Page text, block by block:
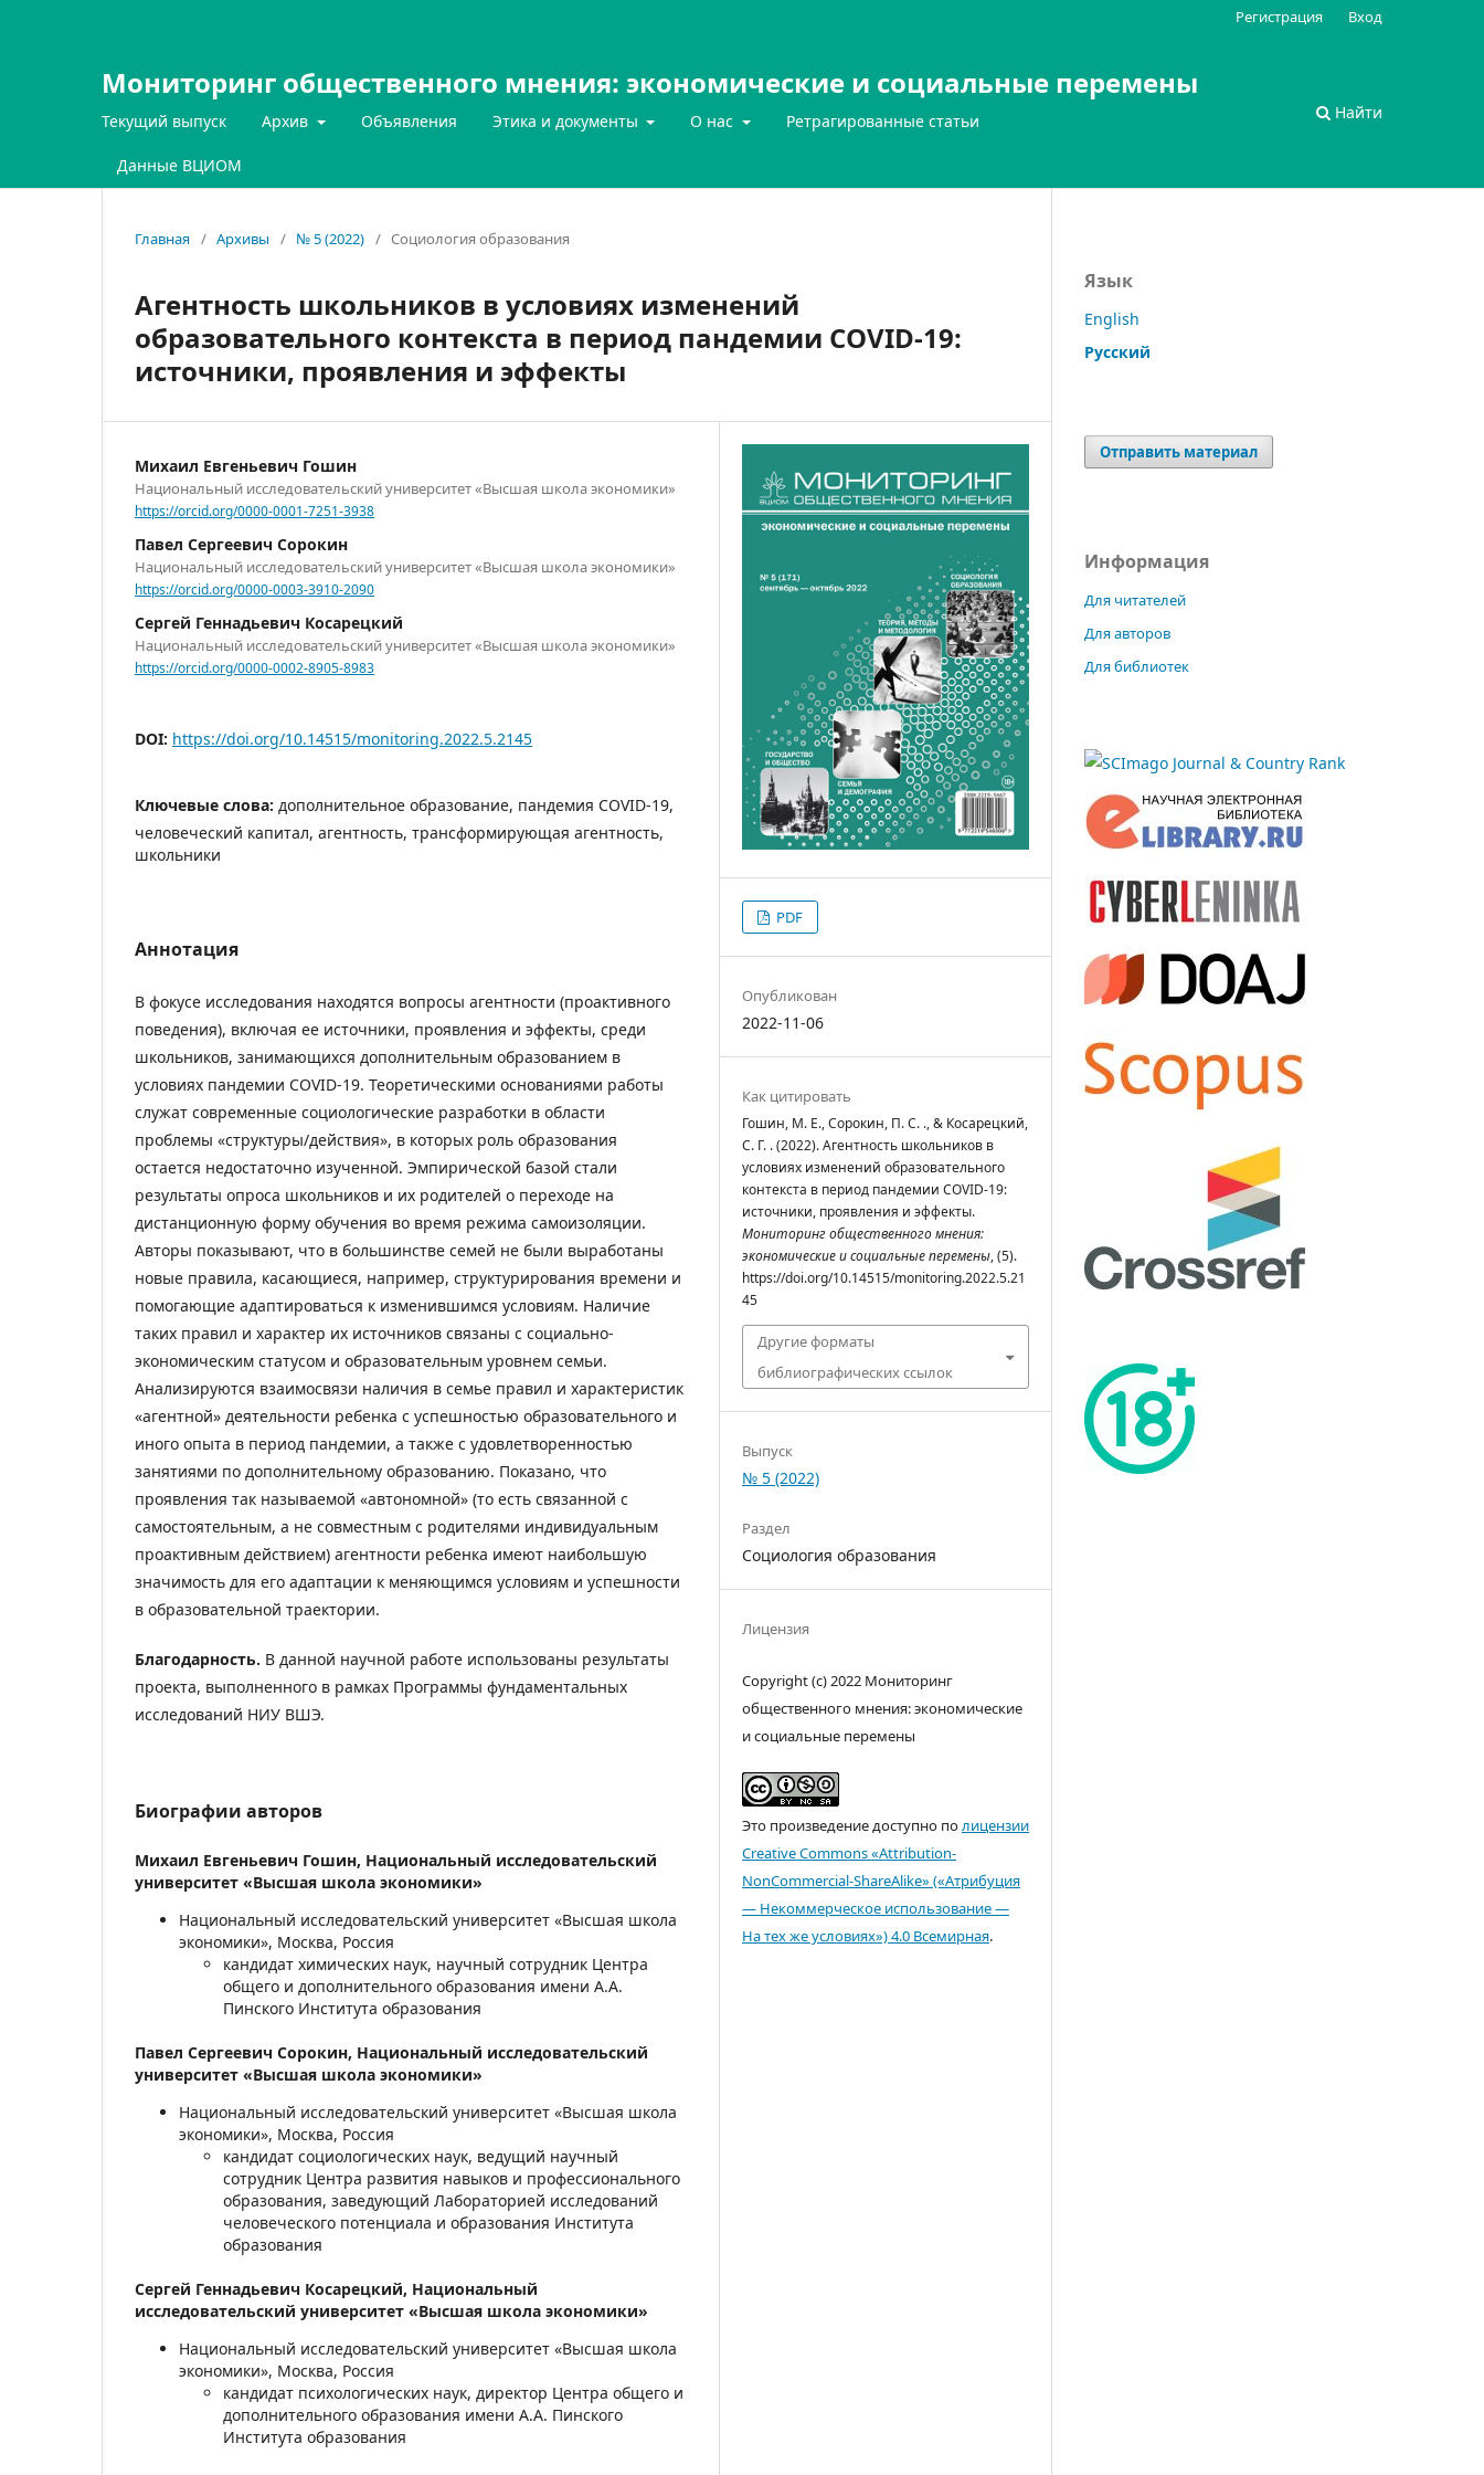
Мониторинг общественного мнения: экономические и социальные перемены
Текущий выпуск Архив Объявления Этика и документы О нас Ретрагированные статьи
Данные ВЦИОМ
Найти
Регистрация Вход
Главная / Архивы / № 5 (2022) / Социология образования
Агентность школьников в условиях изменений
образовательного контекста в период пандемии COVID-19:
источники, проявления и эффекты
Михаил Евгеньевич Гошин
Национальный исследовательский университет «Высшая школа экономики»
https://orcid.org/0000-0001-7251-3938
Павел Сергеевич Сорокин
Национальный исследовательский университет «Высшая школа экономики»
https://orcid.org/0000-0003-3910-2090
Сергей Геннадьевич Косарецкий
Национальный исследовательский университет «Высшая школа экономики»
https://orcid.org/0000-0002-8905-8983
DOI: https://doi.org/10.14515/monitoring.2022.5.2145
Ключевые слова: дополнительное образование, пандемия COVID-19,
человеческий капитал, агентность, трансформирующая агентность,
школьники
Аннотация
В фокусе исследования находятся вопросы агентности (проактивного
поведения), включая ее источники, проявления и эффекты, среди
школьников, занимающихся дополнительным образованием в
условиях пандемии COVID-19. Теоретическими основаниями работы
служат современные социологические разработки в области
проблемы «структуры/действия», в которых роль образования
остается недостаточно изученной. Эмпирической базой стали
результаты опроса школьников и их родителей о переходе на
дистанционную форму обучения во время режима самоизоляции.
Авторы показывают, что в большинстве семей не были выработаны
новые правила, касающиеся, например, структурирования времени и
помогающие адаптироваться к изменившимся условиям. Наличие
таких правил и характер их источников связаны с социально-
экономическим статусом и образовательным уровнем семьи.
Анализируются взаимосвязи наличия в семье правил и характеристик
«агентной» деятельности ребенка с успешностью образовательного и
иного опыта в период пандемии, а также с удовлетворенностью
занятиями по дополнительному образованию. Показано, что
проявления так называемой «автономной» (то есть связанной с
самостоятельным, а не совместным с родителями индивидуальным
проактивным действием) агентности ребенка имеют наибольшую
значимость для его адаптации к меняющимся условиям и успешности
в образовательной траектории.
Благодарность. В данной научной работе использованы результаты
проекта, выполненного в рамках Программы фундаментальных
исследований НИУ ВШЭ.
Биографии авторов
Михаил Евгеньевич Гошин, Национальный исследовательский
университет «Высшая школа экономики»
Национальный исследовательский университет «Высшая школа
экономики», Москва, Россия
кандидат химических наук, научный сотрудник Центра
общего и дополнительного образования имени А.А.
Пинского Института образования
Павел Сергеевич Сорокин, Национальный исследовательский
университет «Высшая школа экономики»
Национальный исследовательский университет «Высшая школа
экономики», Москва, Россия
кандидат социологических наук, ведущий научный
сотрудник Центра развития навыков и профессионального
образования, заведующий Лабораторией исследований
человеческого потенциала и образования Института
образования
Сергей Геннадьевич Косарецкий, Национальный
исследовательский университет «Высшая школа экономики»
Национальный исследовательский университет «Высшая школа
экономики», Москва, Россия
кандидат психологических наук, директор Центра общего и
дополнительного образования имени А.А. Пинского
Института образования
PDF
Опубликован
2022-11-06
Как цитировать
Гошин, М. Е., Сорокин, П. С. ., & Косарецкий,
С. Г. . (2022). Агентность школьников в
условиях изменений образовательного
контекста в период пандемии COVID-19:
источники, проявления и эффекты.
Мониторинг общественного мнения:
экономические и социальные перемены, (5).
https://doi.org/10.14515/monitoring.2022.5.21
45
Другие форматы
библиографических ссылок
Выпуск
№ 5 (2022)
Раздел
Социология образования
Лицензия
Copyright (c) 2022 Мониторинг
общественного мнения: экономические
и социальные перемены
Это произведение доступно полицензии
Creative Commons «Attribution-
NonCommercial-ShareAlike» («Атрибуция
— Некоммерческое использование —
На тех же условиях») 4.0 Всемирная.
Язык
English
Русский
Отправить материал
Информация
Для читателей
Для авторов
Для библиотек